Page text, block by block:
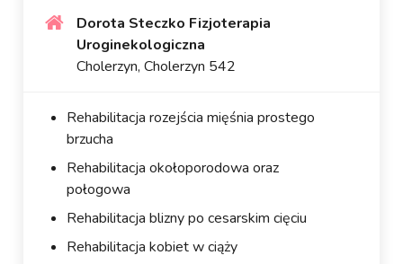
Dorota Steczko Fizjoterapia
Uroginekologiczna
Cholerzyn, Cholerzyn 542
Rehabilitacja rozejścia mięśnia prostego
brzucha
Rehabilitacja okołoporodowa oraz
połogowa
Rehabilitacja blizny po cesarskim cięciu
Rehabilitacja kobiet w ciąży